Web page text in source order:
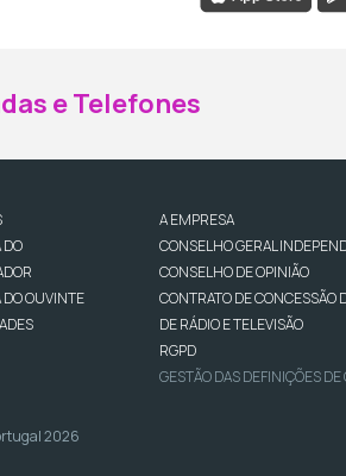
e Telefones
DO
DO OUVINTE
A EMPRESA
CONSELHO GERAL
CONSELHO DE OPINIÃO
CONTRATO DE CONCESSÃO
DE RÁDIO E TELEVISÃO
RGPD
GESTÃO DAS DEFINIÇÕES DE
2026